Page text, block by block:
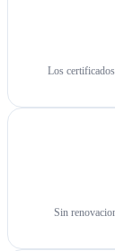
Los
Sin